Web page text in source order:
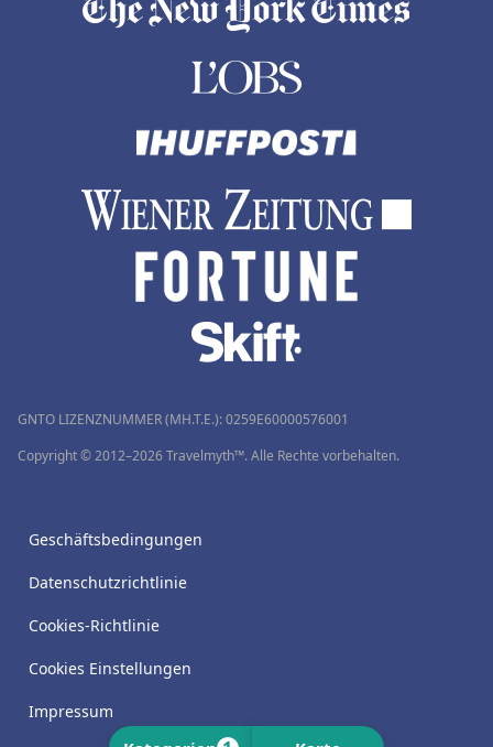
GNTO LIZENZNUMMER (MH.T.E.): 0259Ε60000576001
Copyright © 2012–2026 Travelmyth™. Alle Rechte vorbehalten.
Geschäftsbedingungen
Datenschutzrichtlinie
Cookies-Richtlinie
Cookies Einstellungen
Impressum